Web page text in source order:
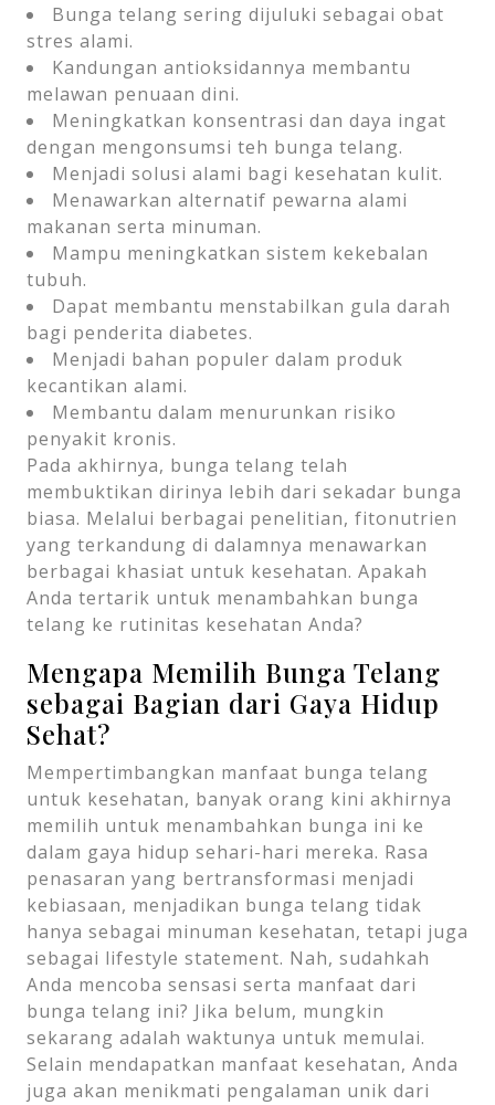
Bunga telang sering dijuluki sebagai obat
stres alami.
Kandungan antioksidannya membantu
melawan penuaan dini.
Meningkatkan konsentrasi dan daya ingat
dengan mengonsumsi teh bunga telang.
Menjadi solusi alami bagi kesehatan kulit.
Menawarkan alternatif pewarna alami
makanan serta minuman.
Mampu meningkatkan sistem kekebalan
tubuh.
Dapat membantu menstabilkan gula darah
bagi penderita diabetes.
Menjadi bahan populer dalam produk
kecantikan alami.
Membantu dalam menurunkan risiko
penyakit kronis.
Pada akhirnya, bunga telang telah
membuktikan dirinya lebih dari sekadar bunga
biasa. Melalui berbagai penelitian, fitonutrien
yang terkandung di dalamnya menawarkan
berbagai khasiat untuk kesehatan. Apakah
Anda tertarik untuk menambahkan bunga
telang ke rutinitas kesehatan Anda?
Mengapa Memilih Bunga Telang
sebagai Bagian dari Gaya Hidup
Sehat?
Mempertimbangkan manfaat bunga telang
untuk kesehatan, banyak orang kini akhirnya
memilih untuk menambahkan bunga ini ke
dalam gaya hidup sehari-hari mereka. Rasa
penasaran yang bertransformasi menjadi
kebiasaan, menjadikan bunga telang tidak
hanya sebagai minuman kesehatan, tetapi juga
sebagai lifestyle statement. Nah, sudahkah
Anda mencoba sensasi serta manfaat dari
bunga telang ini? Jika belum, mungkin
sekarang adalah waktunya untuk memulai.
Selain mendapatkan manfaat kesehatan, Anda
juga akan menikmati pengalaman unik dari